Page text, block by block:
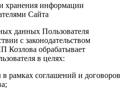
хранения информации
Сайта
данных Пользователя
с законодательством
Козловa обрабатывает
в целях:
рамках соглашений и договоров